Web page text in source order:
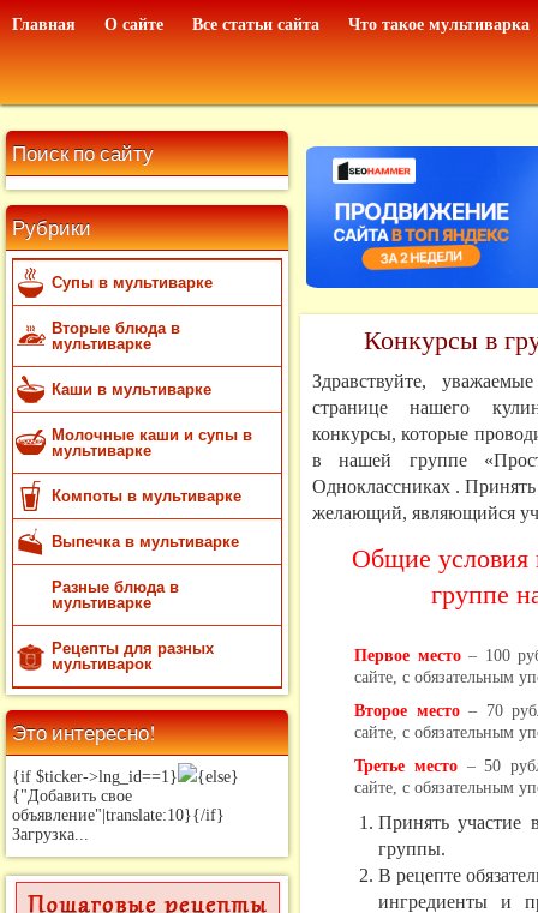
Главная О сайте Все статьи сайта Что такое мультиварка
Поиск по сайту
Рубрики
Супы в мультиварке
Вторые блюда в
мультиварке
Каши в мультиварке
Молочные каши и супы в
мультиварке
Компоты в мультиварке
Выпечка в мультиварке
Разные блюда в
мультиварке
Рецепты для разных
мультиварок
Это интересно!
{if $ticker->lng_id==1}
{else}
{"Добавить свое
объявление"|translate:10}{/if}
Загрузка...
Конкурсы в
Здравствуйте,
странице нашего
конкурсы, которые
в нашей группе
Одноклассниках .
желающий, являющийся
Общие условия
группе
Первое место– 100
сайте, с обязательным
Второе место– 70
сайте, с обязательным
Третье место– 50
сайте, с обязательным
Принять участие
группы.
В рецепте
ингредиенты и